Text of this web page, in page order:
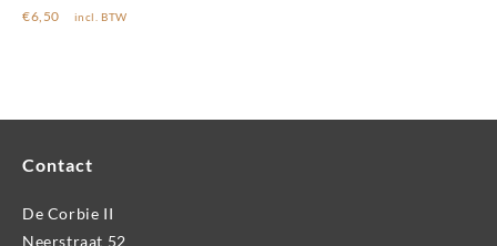
€6,50 incl. BTW
Contact
De Corbie II
Neerstraat 52